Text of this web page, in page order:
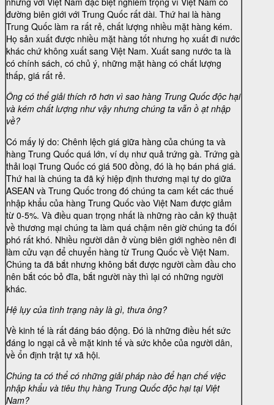
đường biên giới với Trung Quốc rất dài. Thứ hai là hàng
Trung Quốc làm ra rất rẻ, chất lượng nhiều mặt hàng kém.
Họ sản xuất được nhiều mặt hàng tốt nhưng họ xuất đi nước
khác chứ không xuất sang Việt Nam. Xuất sang nước ta là
có chính sách, có chủ ý, những mặt hàng có chất lượng
thấp, giá rất rẻ.
Ông có thể giải thích rõ hơn vì sao hàng Trung Quốc độc hại
và kém chất lượng như vậy nhưng chúng ta vẫn ồ ạt nhập
về?
Có mấy lý do: Chênh lệch giá giữa hàng của chúng ta và
hàng Trung Quốc quá lớn, ví dụ như quả trứng gà. Trứng gà
thải loại Trung Quốc có giá 500 đồng, đó là họ bán phá giá.
Thứ hai là chúng ta đã ký hiệp định thương mại tự do giữa
ASEAN và Trung Quốc trong đó chúng ta cam kết các thuế
nhập khẩu của hàng Trung Quốc vào Việt Nam được giảm
từ 0-5%. Và điều quan trọng nhất là những rào cản kỹ thuật
về thương mại chúng ta làm quá chậm nên giờ chúng ta đối
phó rất khó. Nhiều người dân ở vùng biên giới nghèo nên đi
làm cửu vạn để chuyển hàng từ Trung Quốc về Việt Nam.
Chúng ta đã bắt nhưng không bắt được người cầm đầu cho
nên bắt cóc bỏ đĩa, bắt người này thì lại có những người
khác.
Hệ lụy của tình trạng này là gì, thưa ông?
Về kinh tế là rất đáng báo động. Đó là những điều hết sức
đáng lo ngại cả về mặt kinh tế và sức khỏe của người dân,
về ổn định trật tự xã hội.
Chúng ta có thể có những giải pháp nào để hạn chế việc
nhập khẩu và tiêu thụ hàng Trung Quốc độc hại tại Việt
Nam?